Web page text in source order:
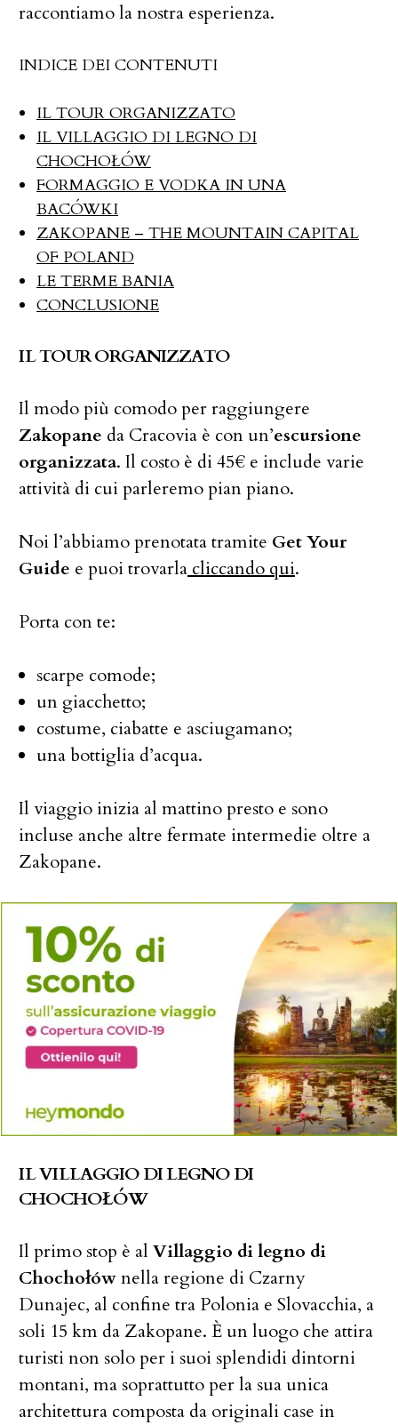
raccontiamo la nostra esperienza.
INDICE DEI CONTENUTI
IL TOUR ORGANIZZATO
IL VILLAGGIO DI LEGNO DI
CHOCHOŁÓW
FORMAGGIO E VODKA IN UNA
BACÓWKI
ZAKOPANE – THE MOUNTAIN CAPITAL
OF POLAND
LE TERME BANIA
CONCLUSIONE
IL TOUR ORGANIZZATO
Il modo più comodo per raggiungere
Zakopane da Cracovia è con un’escursione
organizzata. Il costo è di 45€ e include varie
attività di cui parleremo pian piano.
Noi l’abbiamo prenotata tramite Get Your
Guide e puoi trovarla cliccando qui.
Porta con te:
scarpe comode;
un giacchetto;
costume, ciabatte e asciugamano;
una bottiglia d’acqua.
Il viaggio inizia al mattino presto e sono
incluse anche altre fermate intermedie oltre a
Zakopane.
IL VILLAGGIO DI LEGNO DI
CHOCHOŁÓW
Il primo stop è al Villaggio di legno di
Chochołównella regione di Czarny
Dunajec, al confine tra Polonia e Slovacchia, a
soli 15 km da Zakopane. È un luogo che attira
turisti non solo per i suoi splendidi dintorni
montani, ma soprattutto per la sua unica
architettura composta da originali case in